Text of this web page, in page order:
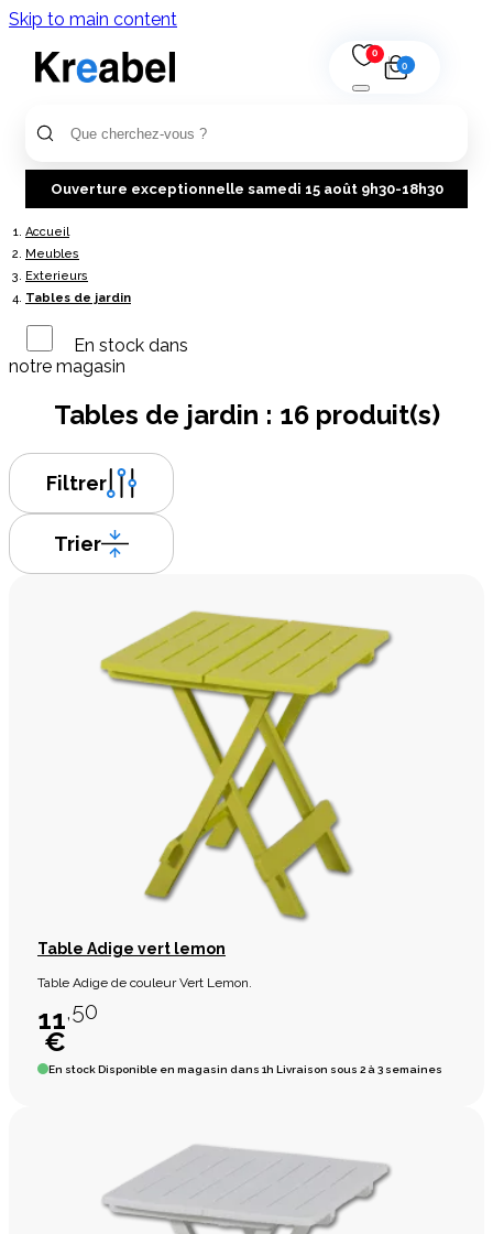
Skip to main content
0
0
Ouverture exceptionnelle samedi 15 août 9h30-18h30
Accueil
Meubles
Exterieurs
Tables de jardin
En stock dans
notre magasin
Tables de jardin : 16 produit(s)
Filtrer
Trier
Table Adige vert lemon
Table Adige de couleur Vert Lemon.
11,50
€
En stockDisponible en magasin dans 1h Livraison sous 2 à 3 semaines